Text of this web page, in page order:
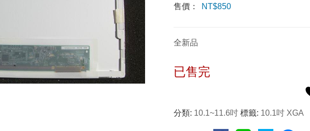
售價： NT$850
全新品
已售完
分類: 10.1~11.6吋 標籤: 10.1吋 XGA